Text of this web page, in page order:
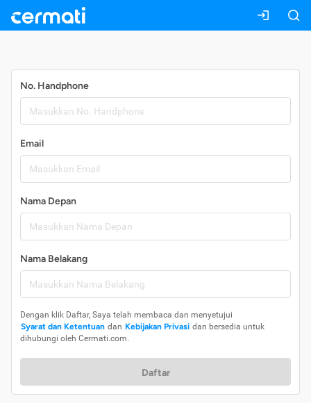
No. Handphone
Email
Nama Depan
Nama Belakang
Dengan klik Daftar, Saya telah membaca dan menyetujui
Syarat dan Ketentuan dan Kebijakan Privasi dan bersedia untuk
dihubungi oleh Cermati.com.
Daftar